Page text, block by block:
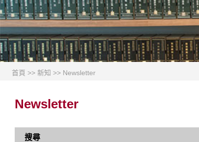
首頁 >> 新知 >> Newsletter
Newsletter
搜尋